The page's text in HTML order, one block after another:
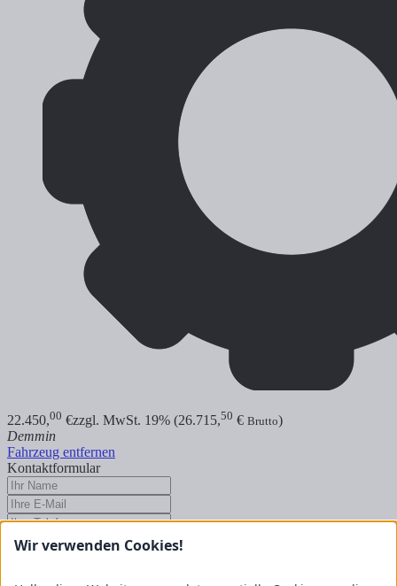
22.450,00 €zzgl. MwSt. 19% (26.715,50 € Brutto)
Demmin
Fahrzeug entfernen
Kontaktformular
Wir verwenden Cookies!